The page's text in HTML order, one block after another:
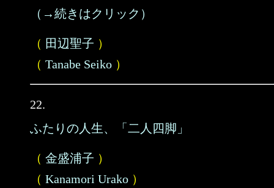
（→続きはクリック）
（ 田辺聖子 ）
（ Tanabe Seiko ）
22.
ふたりの人生、「二人四脚」
（ 金盛浦子 ）
（ Kanamori Urako ）